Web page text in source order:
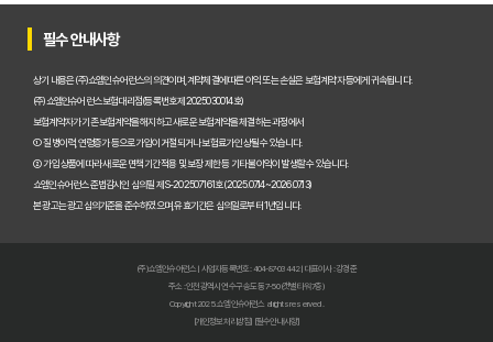
필수 안내사항
상기 내용은 (주)쇼엠인슈어런스의 의견이며, 계약체결에 따른 이익 또는 손실은 보험계약자 등에게 귀속됩니다.
(주)쇼엠인슈어런스 보험대리점(등록번호 제2025030014호)
보험계약자가 기존 보험계약을 해지하고 새로운 보험계약을 체결하는 과정에서
① 질병이력, 연령증가 등으로 가입이 거절되거나 보험료가 인상될 수 있습니다.
② 가입 상품에 따라 새로운 면책기간 적용 및 보장 제한 등 기타 불이익이 발생할 수 있습니다.
쇼엠인슈어런스 준법감시인 심의필 제S-202507161호 (2025.07.14~2026.07.13)
본 광고는 광고심의기준을 준수하였으며, 유효기간은 심의일로부터 1년입니다.
(주)쇼엠인슈어런스 | 사업자등록번호 : 404-87-03442 | 대표이사 : 강경준
주소 : 인천광역시 연수구 송도동 7-50 (갯벌타워 7층)
Copyright 2025. 쇼엠인슈어런스 all rights reserved.
[개인정보처리방침] [필수안내사항]